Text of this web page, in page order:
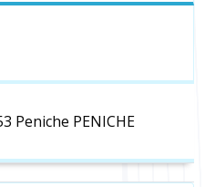
Peniche PENICHE